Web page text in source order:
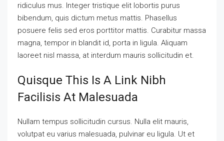
ridiculus mus. Integer tristique elit lobortis purus
bibendum, quis dictum metus mattis. Phasellus
posuere felis sed eros porttitor mattis. Curabitur massa
magna, tempor in blandit id, porta in ligula. Aliquam
laoreet nisl massa, at interdum mauris sollicitudin et.
Quisque This Is A Link Nibh
Facilisis At Malesuada
Nullam tempus sollicitudin cursus. Nulla elit mauris,
volutpat eu varius malesuada, pulvinar eu ligula. Ut et